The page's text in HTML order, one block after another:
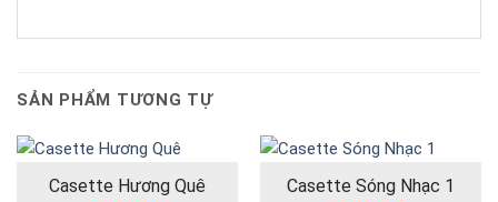
SẢN PHẨM TƯƠNG TỰ
Casette Hương Quê
Casette Sóng Nhạc 1